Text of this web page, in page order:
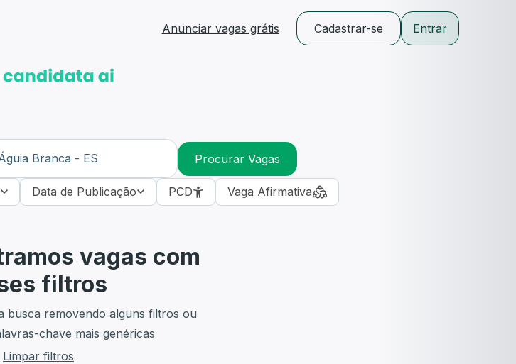
Anunciar vagas grátis Cadastrar-se Entrar
Procurar Vagas
Data de Publicação PCD Vaga Afirmativa
vagas com
filtros
busca removendo alguns filtros ou
chave mais genéricas
Limpar filtros